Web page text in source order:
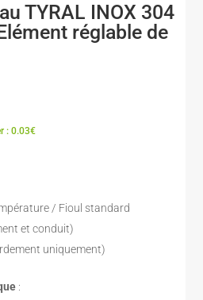
TYRAL INOX 304
réglable de
: 0.03€
/ Fioul standard
et conduit)
uniquement)
: